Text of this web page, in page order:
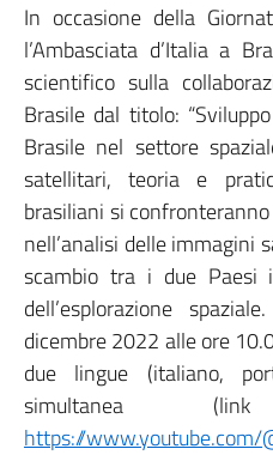
In occasione della
l’Ambasciata d’Italia a
scientifico sulla
Brasile dal titolo:
Brasile nel settore
satellitari, teoria e
brasiliani si
nell’analisi delle immagini
scambio tra i due Paesi
dell’esplorazione
dicembre 2022 alle ore
due lingue (italiano,
simultanea
https://www.youtube.com/